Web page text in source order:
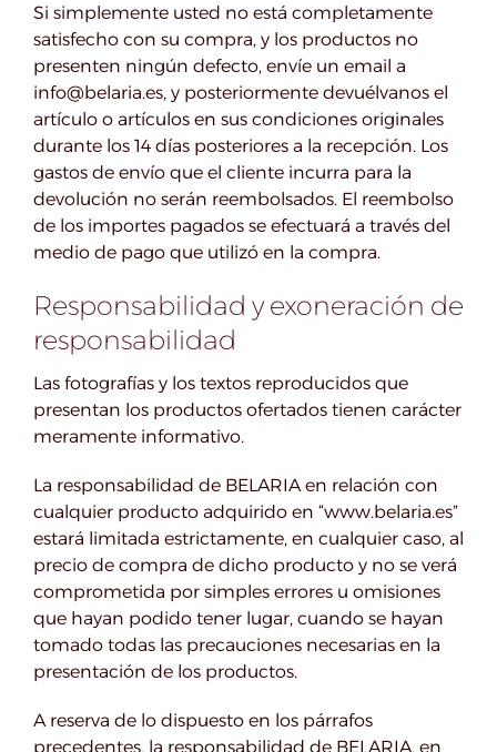
Si simplemente usted no está completamente
satisfecho con su compra, y los productos no
presenten ningún defecto, envíe un email a
info@belaria.es, y posteriormente devuélvanos el
artículo o artículos en sus condiciones originales
durante los 14 días posteriores a la recepción. Los
gastos de envío que el cliente incurra para la
devolución no serán reembolsados. El reembolso
de los importes pagados se efectuará a través del
medio de pago que utilizó en la compra.
Responsabilidad y exoneración de
responsabilidad
Las fotografías y los textos reproducidos que
presentan los productos ofertados tienen carácter
meramente informativo.
La responsabilidad de BELARIA en relación con
cualquier producto adquirido en “www.belaria.es”
estará limitada estrictamente, en cualquier caso, al
precio de compra de dicho producto y no se verá
comprometida por simples errores u omisiones
que hayan podido tener lugar, cuando se hayan
tomado todas las precauciones necesarias en la
presentación de los productos.
A reserva de lo dispuesto en los párrafos
precedentes, la responsabilidad de BELARIA, en